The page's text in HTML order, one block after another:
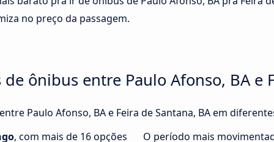
no preço da passagem.
ônibus entre Paulo Afonso, BA e
Paulo Afonso, BA e Feira de Santana, BA em
, com mais de 16 opções
O período mais